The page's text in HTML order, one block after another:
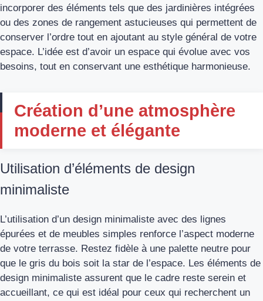
incorporer des éléments tels que des jardinières intégrées
ou des zones de rangement astucieuses qui permettent de
conserver l’ordre tout en ajoutant au style général de votre
espace. L’idée est d’avoir un espace qui évolue avec vos
besoins, tout en conservant une esthétique harmonieuse.
Création d’une atmosphère
moderne et élégante
Utilisation d’éléments de design
minimaliste
L’utilisation d’un design minimaliste avec des lignes
épurées et de meubles simples renforce l’aspect moderne
de votre terrasse. Restez fidèle à une palette neutre pour
que le gris du bois soit la star de l’espace. Les éléments de
design minimaliste assurent que le cadre reste serein et
accueillant, ce qui est idéal pour ceux qui recherchent un